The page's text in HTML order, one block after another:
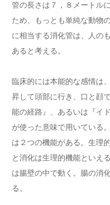
管の長さは７，８メートル
ため、もっとも単純な動物
に相当する消化管は、人の
あると考える。
臨床的には本能的な感情は
昇して頭部に行き、口と顔
能の経路』、あるいは『イ
が使った意味で用いている
は２つの機能がある。生理
と消化は生理的機能といえ
は腸壁の中で動く。腸の消
る。